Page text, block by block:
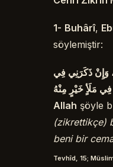
1- Buhârî,
söylemiştir:
وَإِنْ ذَكَرَنِي فِي
فِي مَلَأٍ خَيْرٍ مِنْهُ
Allah şöyle
(zikrettikçe)
beni bir
Tevhîd, 15;